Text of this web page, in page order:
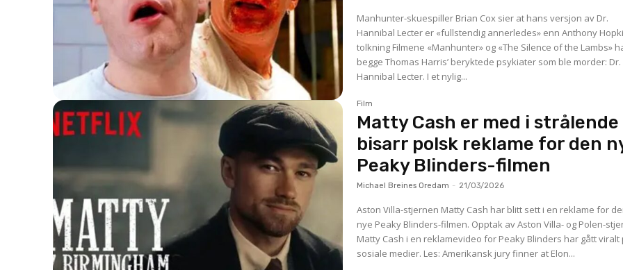
Manhunter-skuespiller Brian Cox sier at hans versjon av Dr.
Hannibal Lecter er «fullstendig annerledes» enn Anthony
tolkning Filmene «Manhunter» og «The Silence of the Lambs» har
begge Thomas Harris’ beryktede psykiater som ble morder: Dr.
Hannibal Lecter. I et nylig...
Film
Matty Cash er med i strålende
bisarr polsk reklame for den
Peaky Blinders-filmen
Michael Breines Oredam - 21/03/2026
Aston Villa-stjernen Matty Cash har blitt sett i en reklame for
nye Peaky Blinders-filmen. Opptak av Aston Villa- og Polen-stjernen
Matty Cash i en reklamevideo for Peaky Blinders har gått viralt
sosiale medier. Les: Amerikansk jury finner at Elon...